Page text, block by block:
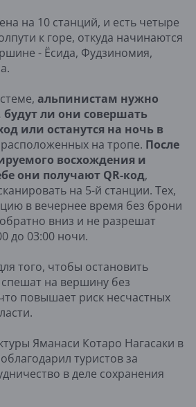
на 10 станций, и есть четыре
к горе, откуда начинаются
- Ёсида, Фудзиномия,
альпинистам нужно
ли они совершать
или останутся на ночь в
на тропе. После
восхождения и
они получают QR-код,
на 5-й станции. Тех,
в вечернее время без брони
вниз и не разрешат
до 03:00 ночи.
того, чтобы остановить
на вершину без
повышает риск несчастных
Яманаси Котаро Нагасаки в
туристов за
в деле сохранения